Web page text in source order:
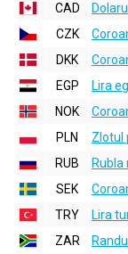
CAD
CZK
DKK
EGP
Lira
NOK
PLN
Zlotul
RUB
Rubla
SEK
TRY
Lira
ZAR